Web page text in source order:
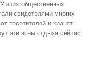
этих общественных
свидетелями многих
посетителей и хранят
эти зоны отдыха сейчас,